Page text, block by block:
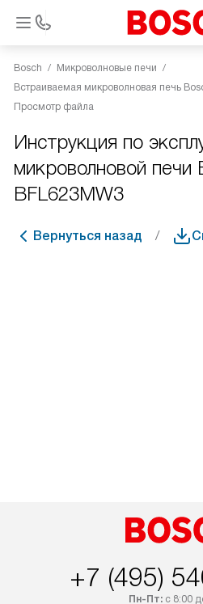
Bosch
Микроволновые печи
Встраиваемая микроволновая печь
Просмотр файла
Инструкция по
микроволновой печи
BFL623MW3
Вернуться назад
+7 (495)
Пн-Пт:с 8:00